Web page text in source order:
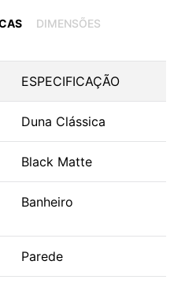
DIMENSÕES
ESPECIFICAÇÃO
Duna Clássica
Black Matte
Banheiro
Parede